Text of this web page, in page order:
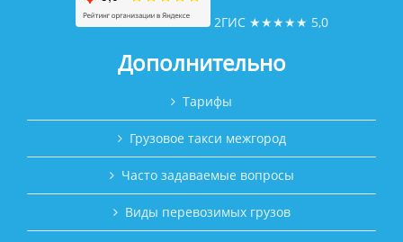
2ГИС ★★★★★ 5,0
Дополнительно
Тарифы
Грузовое такси межгород
Часто задаваемые вопросы
Виды перевозимых грузов